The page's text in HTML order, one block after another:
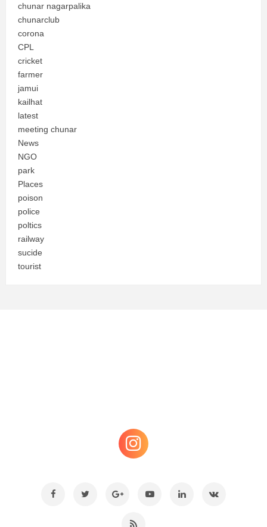
chunar nagarpalika
chunarclub
corona
CPL
cricket
farmer
jamui
kailhat
latest
meeting chunar
News
NGO
park
Places
poison
police
poltics
railway
sucide
tourist